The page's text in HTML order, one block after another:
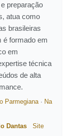
preparação
atua como
brasileiras
é formado em
em
técnica
de alta
Parmegiana· Na
Dantas
Site